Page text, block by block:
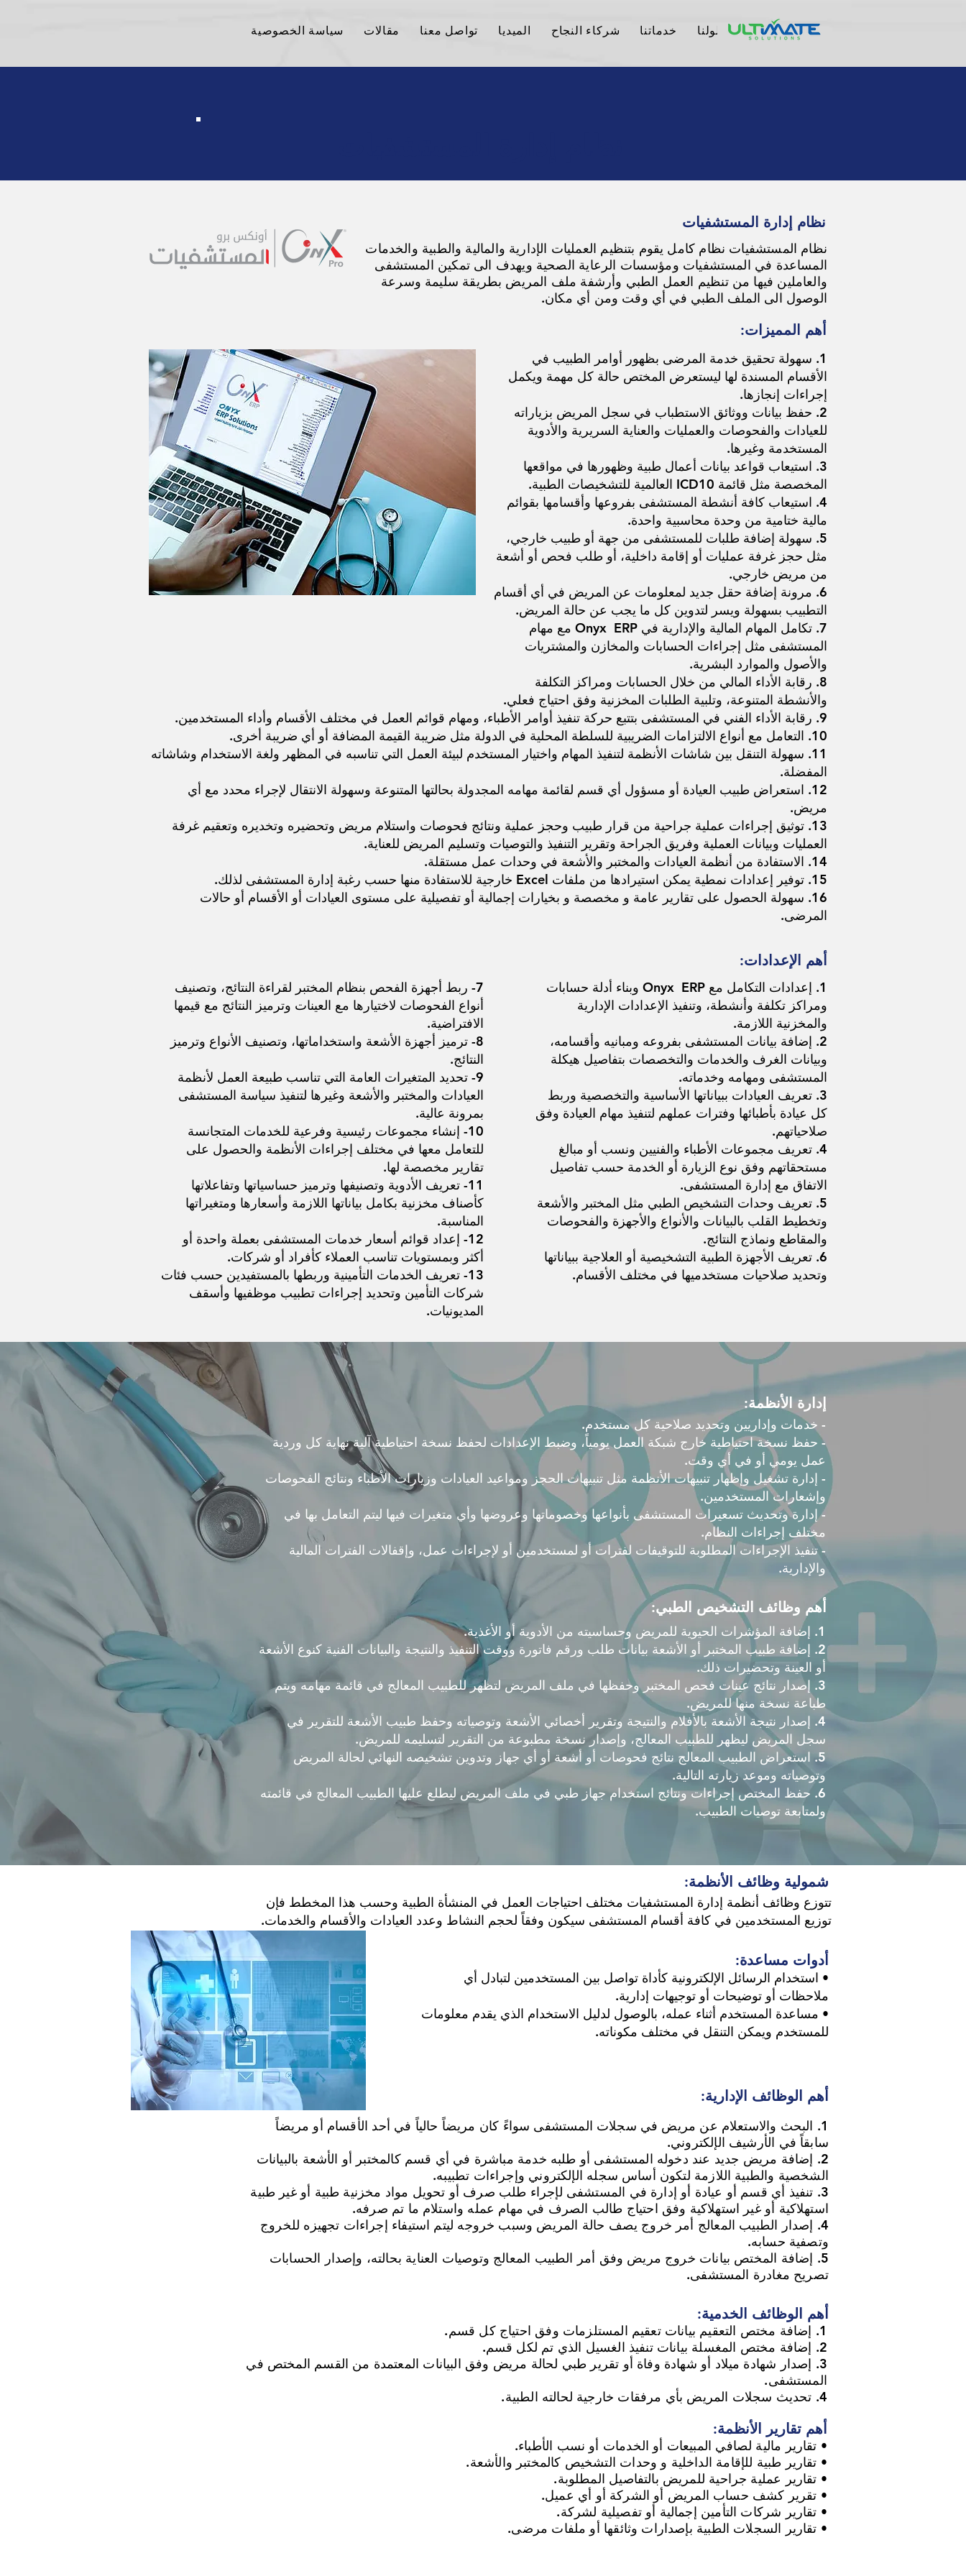
الرئيسية من نحن حلولنا خدماتنا شركاء النجاح الميديا تواصل معنا مقالات سياسة الخصوصية
نظام إدارة المستشفيات
نظام المستشفيات نظام كامل يقوم بتنظيم العمليات الإدارية والمالية والطبية والخدمات
المساعدة في المستشفيات ومؤسسات الرعاية الصحية ويهدف الى تمكين المستشفى
والعاملين فيها من تنظيم العمل الطبي وأرشفة ملف المريض بطريقة سليمة وسرعة
الوصول الى الملف الطبي في أي وقت ومن أي مكان.
أهم المميزات:
1. سهولة تحقيق خدمة المرضى بظهور أوامر الطبيب في
الأقسام المسندة لها ليستعرض المختص حالة كل مهمة ويكمل
إجراءات إنجازها.
2. حفظ بيانات ووثائق الاستطباب في سجل المريض بزياراته
للعيادات والفحوصات والعمليات والعناية السريرية والأدوية
المستخدمة وغيرها.
3. استيعاب قواعد بيانات أعمال طبية وظهورها في مواقعها
المخصصة مثل قائمة ICD10 العالمية للتشخيصات الطبية.
4. استيعاب كافة أنشطة المستشفى بفروعها وأقسامها بقوائم
مالية ختامية من وحدة محاسبية واحدة.
5. سهولة إضافة طلبات للمستشفى من جهة أو طبيب خارجي،
مثل حجز غرفة عمليات أو إقامة داخلية، أو طلب فحص أو أشعة
من مريض خارجي.
6. مرونة إضافة حقل جديد لمعلومات عن المريض في أي أقسام
التطبيب بسهولة ويسر لتدوين كل ما يجب عن حالة المريض.
7. تكامل المهام المالية والإدارية في Onyx ERP مع مهام
المستشفى مثل إجراءات الحسابات والمخازن والمشتريات
والأصول والموارد البشرية.
8. رقابة الأداء المالي من خلال الحسابات ومراكز التكلفة
والأنشطة المتنوعة، وتلبية الطلبات المخزنية وفق احتياج فعلي.
9. رقابة الأداء الفني في المستشفى بتتبع حركة تنفيذ أوامر الأطباء، ومهام قوائم العمل في مختلف الأقسام وأداء المستخدمين.
10. التعامل مع أنواع الالتزامات الضريبية للسلطة المحلية في الدولة مثل ضريبة القيمة المضافة أو أي ضريبة أخرى.
11. سهولة التنقل بين شاشات الأنظمة لتنفيذ المهام واختيار المستخدم لبيئة العمل التي تناسبه في المظهر ولغة الاستخدام وشاشاته
المفضلة.
12. استعراض طبيب العيادة أو مسؤول أي قسم لقائمة مهامه المجدولة بحالتها المتنوعة وسهولة الانتقال لإجراء محدد مع أي
مريض.
13. توثيق إجراءات عملية جراحية من قرار طبيب وحجز عملية ونتائج فحوصات واستلام مريض وتحضيره وتخديره وتعقيم غرفة
العمليات وبيانات العملية وفريق الجراحة وتقرير التنفيذ والتوصيات وتسليم المريض للعناية.
14. الاستفادة من أنظمة العيادات والمختبر والأشعة في وحدات عمل مستقلة.
15. توفير إعدادات نمطية يمكن استيرادها من ملفات Excel خارجية للاستفادة منها حسب رغبة إدارة المستشفى لذلك.
16. سهولة الحصول على تقارير عامة و مخصصة و بخيارات إجمالية أو تفصيلية على مستوى العيادات أو الأقسام أو حالات
المرضى.
أهم الإعدادات:
7- ربط أجهزة الفحص بنظام المختبر لقراءة النتائج، وتصنيف
أنواع الفحوصات لاختيارها مع العينات وترميز النتائج مع قيمها
الافتراضية.
8- ترميز أجهزة الأشعة واستخداماتها، وتصنيف الأنواع وترميز
النتائج.
9- تحديد المتغيرات العامة التي تناسب طبيعة العمل لأنظمة
العيادات والمختبر والأشعة وغيرها لتنفيذ سياسة المستشفى
بمرونة عالية.
10- إنشاء مجموعات رئيسية وفرعية للخدمات المتجانسة
للتعامل معها في مختلف إجراءات الأنظمة والحصول على
تقارير مخصصة لها.
11- تعريف الأدوية وتصنيفها وترميز حساسياتها وتفاعلاتها
كأصناف مخزنية بكامل بياناتها اللازمة وأسعارها ومتغيراتها
المناسبة.
12- إعداد قوائم أسعار خدمات المستشفى بعملة واحدة أو
أكثر وبمستويات تناسب العملاء كأفراد أو شركات.
13- تعريف الخدمات التأمينية وربطها بالمستفيدين حسب فئات
شركات التأمين وتحديد إجراءات تطبيب موظفيها وأسقف
المديونيات.
1. إعدادات التكامل مع Onyx ERP وبناء أدلة حسابات
ومراكز تكلفة وأنشطة، وتنفيذ الإعدادات الإدارية
والمخزنية اللازمة.
2. إضافة بيانات المستشفى بفروعه ومبانيه وأقسامه،
وبيانات الغرف والخدمات والتخصصات بتفاصيل هيكلة
المستشفى ومهامه وخدماته.
3. تعريف العيادات ببياناتها الأساسية والتخصصية وربط
كل عيادة بأطبائها وفترات عملهم لتنفيذ مهام العيادة وفق
صلاحياتهم.
4. تعريف مجموعات الأطباء والفنيين ونسب أو مبالغ
مستحقاتهم وفق نوع الزيارة أو الخدمة حسب تفاصيل
الاتفاق مع إدارة المستشفى.
5. تعريف وحدات التشخيص الطبي مثل المختبر والأشعة
وتخطيط القلب بالبيانات والأنواع والأجهزة والفحوصات
والمقاطع ونماذج النتائج.
6. تعريف الأجهزة الطبية التشخيصية أو العلاجية ببياناتها
وتحديد صلاحيات مستخدميها في مختلف الأقسام.
إدارة الأنظمة:
- خدمات وإداريين وتحديد صلاحية كل مستخدم.
- حفظ نسخة احتياطية خارج شبكة العمل يومياً، وضبط الإعدادات لحفظ نسخة احتياطية آلية نهاية كل وردية
عمل يومي أو في أي وقت.
- إدارة تشغيل وإظهار تنبيهات الأنظمة مثل تنبيهات الحجز ومواعيد العيادات وزيارات الأطباء ونتائج الفحوصات
وإشعارات المستخدمين.
- إدارة وتحديث تسعيرات المستشفى بأنواعها وخصوماتها وعروضها وأي متغيرات فيها ليتم التعامل بها في
مختلف إجراءات النظام.
- تنفيذ الإجراءات المطلوبة للتوقيفات لفترات أو لمستخدمين أو لإجراءات عمل، وإقفالات الفترات المالية
والإدارية.
أهم وظائف التشخيص الطبي:
1. إضافة المؤشرات الحيوية للمريض وحساسيته من الأدوية أو الأغذية.
2. إضافة طبيب المختبر أو الأشعة بيانات طلب ورقم فاتورة ووقت التنفيذ والنتيجة والبيانات الفنية كنوع الأشعة
أو العينة وتحضيرات ذلك.
3. إصدار نتائج عينات فحص المختبر وحفظها في ملف المريض لتظهر للطبيب المعالج في قائمة مهامه ويتم
طباعة نسخة منها للمريض.
4. إصدار نتيجة الأشعة بالأفلام والنتيجة وتقرير أخصائي الأشعة وتوصياته وحفظ طبيب الأشعة للتقرير في
سجل المريض ليظهر للطبيب المعالج، وإصدار نسخة مطبوعة من التقرير لتسليمه للمريض.
5. استعراض الطبيب المعالج نتائج فحوصات أو أشعة أو أي جهاز وتدوين تشخيصه النهائي لحالة المريض
وتوصياته وموعد زيارته التالية.
6. حفظ المختص إجراءات ونتائج استخدام جهاز طبي في ملف المريض ليطلع عليها الطبيب المعالج في قائمته
ولمتابعة توصيات الطبيب.
شمولية وظائف الأنظمة:
تتوزع وظائف أنظمة إدارة المستشفيات مختلف احتياجات العمل في المنشأة الطبية وحسب هذا المخطط فإن
توزيع المستخدمين في كافة أقسام المستشفى سيكون وفقاً لحجم النشاط وعدد العيادات والأقسام والخدمات.
أدوات مساعدة:
• استخدام الرسائل الإلكترونية كأداة تواصل بين المستخدمين لتبادل أي
ملاحظات أو توضيحات أو توجيهات إدارية.
• مساعدة المستخدم أثناء عمله، بالوصول لدليل الاستخدام الذي يقدم معلومات
للمستخدم ويمكن التنقل في مختلف مكوناته.
أهم الوظائف الإدارية:
1. البحث والاستعلام عن مريض في سجلات المستشفى سواءً كان مريضاً حالياً في أحد الأقسام أو مريضاً
سابقاً في الأرشيف الإلكتروني.
2. إضافة مريض جديد عند دخوله المستشفى أو طلبه خدمة مباشرة في أي قسم كالمختبر أو الأشعة بالبيانات
الشخصية والطبية اللازمة لتكون أساس سجله الإلكتروني وإجراءات تطبيبه.
3. تنفيذ أي قسم أو عيادة أو إدارة في المستشفى لإجراء طلب صرف أو تحويل مواد مخزنية طبية أو غير طبية
استهلاكية أو غير استهلاكية وفق احتياج طالب الصرف في مهام عمله واستلام ما تم صرفه.
4. إصدار الطبيب المعالج أمر خروج يصف حالة المريض وسبب خروجه ليتم استيفاء إجراءات تجهيزه للخروج
وتصفية حسابه.
5. إضافة المختص بيانات خروج مريض وفق أمر الطبيب المعالج وتوصيات العناية بحالته، وإصدار الحسابات
تصريح مغادرة المستشفى.
أهم الوظائف الخدمية:
1. إضافة مختص التعقيم بيانات تعقيم المستلزمات وفق احتياج كل قسم.
2. إضافة مختص المغسلة بيانات تنفيذ الغسيل الذي تم لكل قسم.
3. إصدار شهادة ميلاد أو شهادة وفاة أو تقرير طبي لحالة مريض وفق البيانات المعتمدة من القسم المختص في
المستشفى.
4. تحديث سجلات المريض بأي مرفقات خارجية لحالته الطبية.
أهم تقارير الأنظمة:
• تقارير مالية لصافي المبيعات أو الخدمات أو نسب الأطباء.
• تقارير طبية للإقامة الداخلية و وحدات التشخيص كالمختبر والأشعة.
• تقارير عملية جراحية للمريض بالتفاصيل المطلوبة.
• تقرير كشف حساب المريض أو الشركة أو أي عميل.
• تقارير شركات التأمين إجمالية أو تفصيلية لشركة.
• تقارير السجلات الطبية بإصدارات وثائقها أو ملفات مرضى.